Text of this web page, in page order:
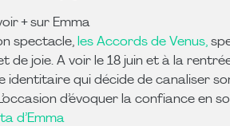
+ sur Emma
spectacle, les Accords de Venus,
de joie. A voir le 18 juin et à la
identitaire qui décide de canaliser
d’évoquer la confiance en
d’Emma